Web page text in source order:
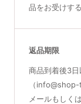
品をお受けす
返品期限
商品到着後3日
（info@shop-
メールもしく